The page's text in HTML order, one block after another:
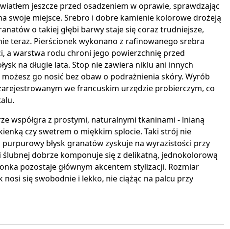
jeszcze przed osadzeniem w oprawie, sprawdzając
swoje miejsce. Srebro i dobre kamienie kolorowe drożeją
o takiej głębi barwy staje się coraz trudniejsze,
teraz. Pierścionek wykonano z rafinowanego srebra
a warstwa rodu chroni jego powierzchnię przed
na długie lata. Stop nie zawiera niklu ani innych
go nosić bez obaw o podrażnienia skóry. Wyrób
we francuskim urzędzie probierczym, co
współgra z prostymi, naturalnymi tkaninami - lnianą
czy swetrem o miękkim splocie. Taki strój nie
błysk granatów zyskuje na wyrazistości przy
ślubnej dobrze komponuje się z delikatną, jednokolorową
pozostaje głównym akcentem stylizacji. Rozmiar
się swobodnie i lekko, nie ciążąc na palcu przy